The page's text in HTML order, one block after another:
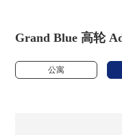
Grand Blue 高轮
公寓